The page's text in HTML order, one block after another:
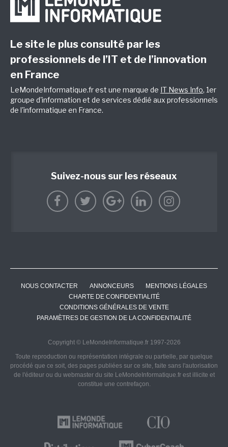
Le site le plus consulté par les
professionnels de l’IT et de l’innovation
en France
LeMondeInformatique.fr est une marque de IT News Info, 1er
groupe d'information et de services dédié aux professionnels
de l'informatique en France.
Suivez-nous sur les réseaux
NOUS CONTACTER ANNONCEURS
MENTIONS LÉGALES
CHARTE DE CONFIDENTIALITÉ
CONDITIONS GÉNÉRALES DE VENTE
PARAMÈTRES DE GESTION DE LA CONFIDENTIALITÉ
Copyright © LeMondeInformatique.fr 1997-2026
Toute reproduction ou représentation intégrale ou partielle, par quelque
procédé que ce soit, des pages publiées sur ce site, faite sans l'autorisation
de l'éditeur ou du webmaster du site LeMondeInformatique.fr est illicite et
constitue une contrefaçon.